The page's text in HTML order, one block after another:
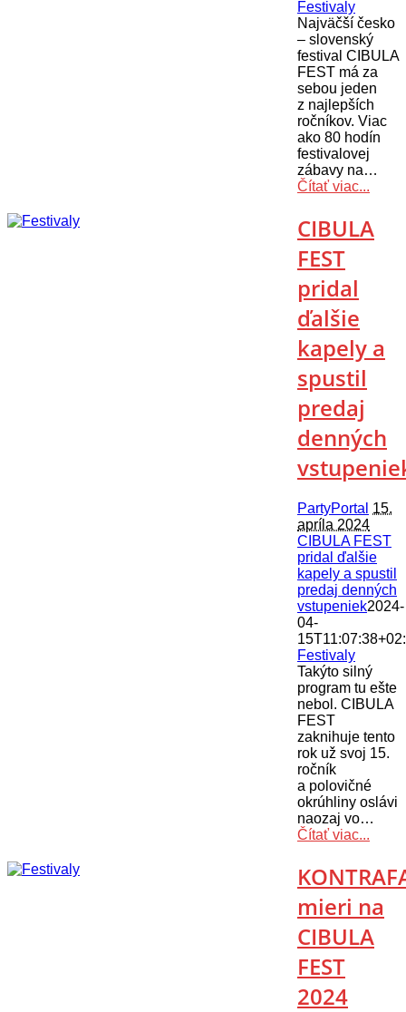
Festivaly
Najväčší česko
– slovenský
festival CIBULA
FEST má za
sebou jeden
z najlepších
ročníkov. Viac
ako 80 hodín
festivalovej
zábavy na…
Čítať viac...
CIBULA
FEST
pridal
ďalšie
kapely a
spustil
predaj
denných
PartyPortal 15.
apríla 2024
CIBULA FEST
pridal ďalšie
kapely a spustil
predaj denných
vstupeniek2024-
04-
Festivaly
Takýto silný
program tu ešte
nebol. CIBULA
FEST
zaknihuje tento
rok už svoj 15.
ročník
a polovičné
okrúhliny oslávi
naozaj vo…
Čítať viac...
mieri na
CIBULA
FEST
2024